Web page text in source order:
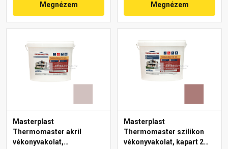
Megnézem Megnézem
Masterplast
Thermomaster akril
vékonyvakolat,
Masterplast
Thermomaster szilikon
vékonyvakolat, kapart 2